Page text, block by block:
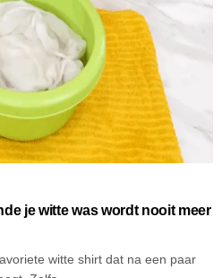
je witte was wordt nooit meer
witte shirt dat na een paar